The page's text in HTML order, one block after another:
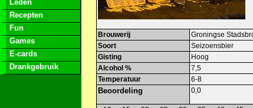
Leden
Recepten
Fun
Games
E-cards
Drankgebruik
Brouwerij
Groningse
Soort
Seizoensbier
Gisting
Hoog
Alcohol %
7,5
Temperatuur
6-8
Beoordeling 0,0